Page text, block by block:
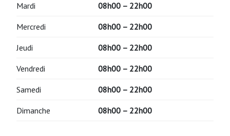
Mardi 08h00 – 22h00
Mercredi 08h00 – 22h00
Jeudi 08h00 – 22h00
Vendredi 08h00 – 22h00
Samedi 08h00 – 22h00
Dimanche 08h00 – 22h00